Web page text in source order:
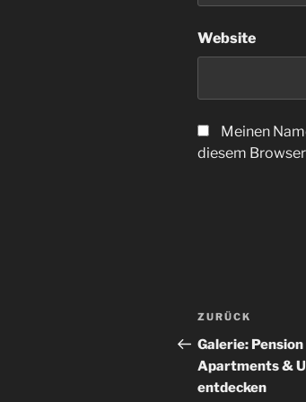
Website
Meinen
diesem
Beitrags-
Vorheriger
Beitrag
ZURÜCK
Galerie: Pension
Apartments &
entdecken